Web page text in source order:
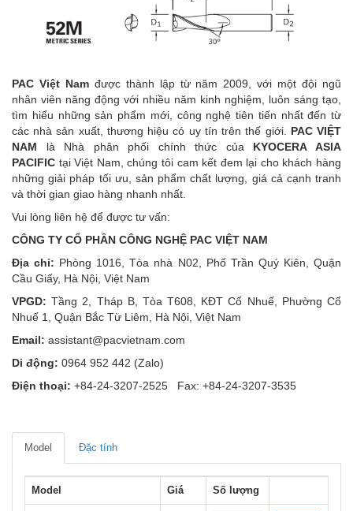
PAC Việt Namđược thành lập từ năm 2009, với một đội ngũ
nhân viên năng động với nhiều năm kinh nghiệm, luôn sáng tạo,
tìm hiểu những sản phẩm mới, công nghệ tiên tiến nhất đến từ
các nhà sản xuất, thương hiệu có uy tín trên thế giới. PAC VIỆT
NAM là Nhà phân phối chính thức của KYOCERA ASIA
PACIFIC tại Việt Nam, chúng tôi cam kết đem lại cho khách hàng
những giải pháp tối ưu, sản phẩm chất lượng, giá cả cạnh tranh
và thời gian giao hàng nhanh nhất.
Vui lòng liên hệ để được tư vấn:
CÔNG TY CỔ PHẦN CÔNG NGHỆ PAC VIỆT NAM
Địa chỉ: Phòng 1016, Tòa nhà N02, Phố Trần Quý Kiên, Quận
Cầu Giấy, Hà Nội, Việt Nam
VPGD: Tầng 2, Tháp B, Tòa T608, KĐT Cổ Nhuế, Phường Cổ
Nhuế 1, Quận Bắc Từ Liêm, Hà Nội, Việt Nam
Email: assistant@pacvietnam.com
Di động: 0964 952 442 (Zalo)
Điện thoại: +84-24-3207-2525 Fax: +84-24-3207-3535
Model Đặc tính
Model Giá Số lượng